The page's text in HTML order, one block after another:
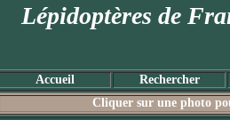
Lépidoptères de
Accueil Rechercher
Cliquer sur une photo